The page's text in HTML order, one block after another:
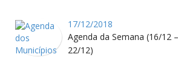
17/12/2018
Agenda da Semana (16/12 –
22/12)